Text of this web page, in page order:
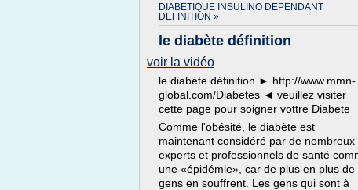
DIABETIQUE INSULINO DEPENDANT
DEFINITION »
le diabète définition
voir la vidéo
le diabète définition ► http://www.mmn-
global.com/Diabetes ◄ veuillez visiter
cette page pour soigner vottre Diabete
Comme l'obésité, le diabète est
maintenant considéré par de nombreux
experts et professionnels de santé
une «épidémie», car de plus en plus de
gens en souffrent. Les gens qui sont à